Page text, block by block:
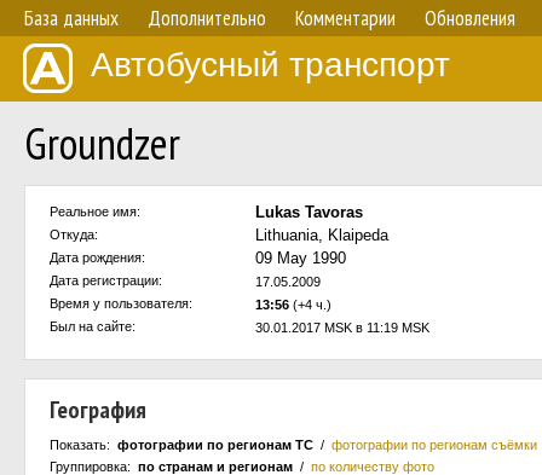
База данных Дополнительно Комментарии Обновления
Автобусный транспорт
Groundzer
Реальное имя: Lukas Tavoras
Откуда: Lithuania, Klaipeda
Дата рождения: 09 May 1990
Дата регистрации:
17.05.2009
Время у пользователя:
13:56 (+4 ч.)
Был на сайте:
30.01.2017 MSK в 11:19 MSK
География
Показать: фотографии по регионам ТС / фотографии по регионам съёмки
Группировка: по странам и регионам / по количеству фото